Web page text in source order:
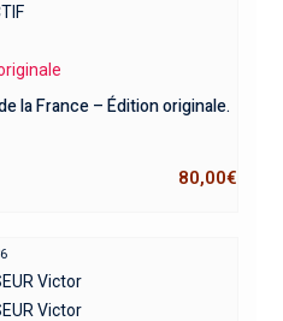
la France – Édition originale.
80,00€
Victor
Victor